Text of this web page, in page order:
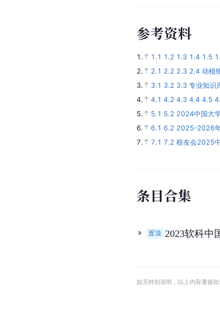
参考资料
1. 1.1 1.2 1.3 1.4 1.5
2.
2.1 2.2 2.3 2.4 动植
3.
3.1 3.2 3.3 专业知识
4.
4.1 4.2 4.3 4.4 4.5
5.
5.1 5.2 2024中国大
6.
6.1 6.2 2025-2026年
7.
7.1 7.2 校友会2025
条目合集
置顶 2023软科中
如无特别说明，以上内容遵循